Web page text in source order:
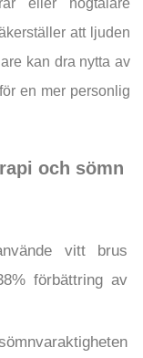
eller högtalare
att ljuden
kan dra nytta av
en mer personlig
och sömn
vitt brus
förbättring av